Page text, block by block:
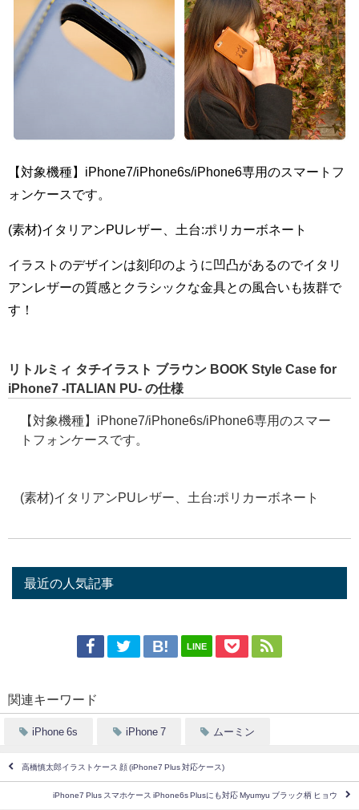
【対象機種】iPhone7/iPhone6s/iPhone6専用のスマートフ
ォンケースです。
(素材)イタリアンPUレザー、土台:ポリカーボネート
イラストのデザインは刻印のように凹凸があるのでイタリ
アンレザーの質感とクラシックな金具との風合いも抜群で
す！
リトルミィ タチイラスト ブラウン BOOK Style Case for
iPhone7 -ITALIAN PU- の仕様
【対象機種】iPhone7/iPhone6s/iPhone6専用のスマー
トフォンケースです。
(素材)イタリアンPUレザー、土台:ポリカーボネート
最近の人気記事
LINE
関連キーワード
iPhone 6s iPhone 7 ムーミン
高橋慎太郎イラストケース 顔 (iPhone7 Plus 対応ケース)
iPhone7 Plus スマホケース iPhone6s Plusにも対応 Myumyu ブラック柄 ヒョウ